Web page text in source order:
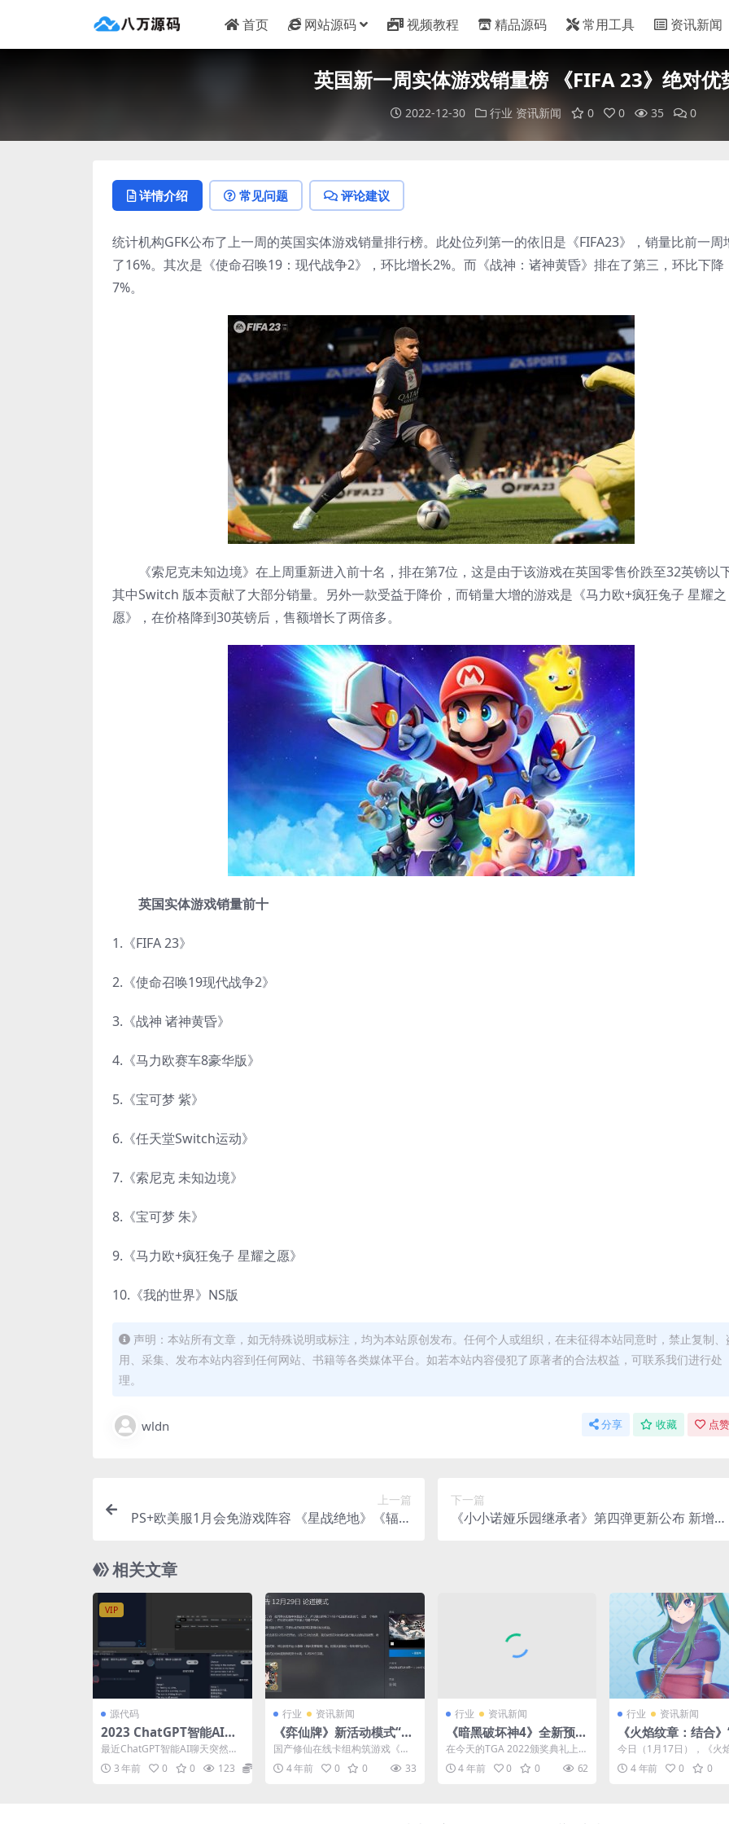
首页 网站源码 视频教程 精品源码 常用工具 资讯新闻
英国新一周实体游戏销量榜 《FIFA 23》绝对优
2022-12-30 行业 资讯新闻 0 0 35 0
详情介绍 常见问题 评论建议
统计机构GFK公布了上一周的英国实体游戏销量排行榜。此处位列第一的依旧是《FIFA23》，销量比前一周
了16%。其次是《使命召唤19：现代战争2》，环比增长2%。而《战神：诸神黄昏》排在了第三，环比下降
7%。
《索尼克未知边境》在上周重新进入前十名，排在第7位，这是由于该游戏在英国零售价跌至32英镑以
其中Switch 版本贡献了大部分销量。另外一款受益于降价，而销量大增的游戏是《马力欧+疯狂兔子 星耀之
愿》，在价格降到30英镑后，售额增长了两倍多。
英国实体游戏销量前十
1.《FIFA 23》
2.《使命召唤19现代战争2》
3.《战神 诸神黄昏》
4.《马力欧赛车8豪华版》
5.《宝可梦 紫》
6.《任天堂Switch运动》
7.《索尼克 未知边境》
8.《宝可梦 朱》
9.《马力欧+疯狂兔子 星耀之愿》
10.《我的世界》NS版
声明：本站所有文章，如无特殊说明或标注，均为本站原创发布。任何个人或组织，在未征得本站同意时，禁止复制、
用、采集、发布本站内容到任何网站、书籍等各类媒体平台。如若本站内容侵犯了原著者的合法权益，可联系我们进行处
理。
wldn 分享 收藏 点
上一篇
PS+欧美服1月会免游戏阵容 《星战绝地》《辐射
下一篇
《小小诺娅乐园继承者》第四弹更新公布 新增可
相关文章
VIP
源代码
2023 ChatGPT智能AI机
器人微信小程序源码
最近ChatGPT智能AI聊天突然爆
火了 ChatGPT 是 OpenAI 开发...
3 年前 0 0 123
行业 资讯新闻
《弈仙牌》新活动模式“论
道模式” 12月29日上线
国产修仙在线卡组构筑游戏《弈
仙牌》发布新公告宣布将于12月
29日上线“论道模式”...
4 年前 0 0 33
行业 资讯新闻
《暗黑破坏神4》全新预告
公布 2023年6月6日正式
发售
在今天的TGA 2022颁奖典礼上，
暴雪的《暗黑破坏神4》公布了一
段演出和全新预...
4 年前 0 0 62
行业 资讯新闻
《火焰纹章：结合
キ”角色介绍 1月20
今日（1月17日），《火
章：结合》公布纹章士“
V：諸星堇）”，她是一...
4 年前 0 0